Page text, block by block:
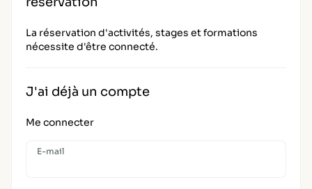
La réservation d'activités, stages et formations
nécessite d'être connecté.
J'ai déjà un compte
Me connecter
E-mail